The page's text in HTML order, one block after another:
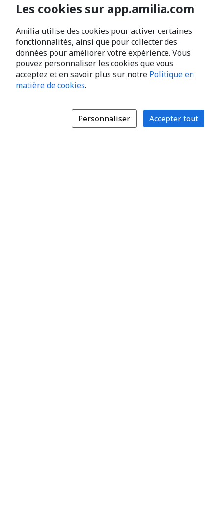
Les cookies sur app.amilia.com
Amilia utilise des cookies pour activer certaines
fonctionnalités, ainsi que pour collecter des
données pour améliorer votre expérience. Vous
pouvez personnaliser les cookies que vous
acceptez et en savoir plus sur notre Politique en
matière de cookies.
Personnaliser Accepter tout